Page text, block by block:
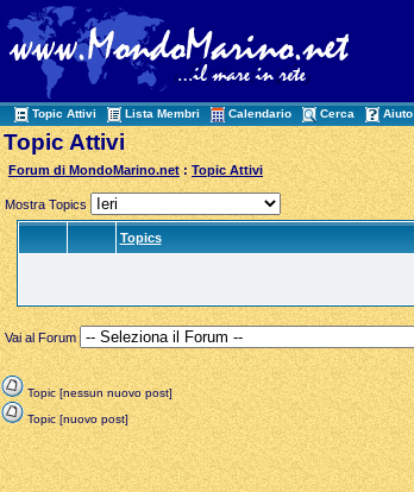
Topic Attivi Lista Membri Calendario Cerca Aiuto
Topic Attivi
Forum di MondoMarino.net :Topic Attivi
Mostra Topics
Topics
Vai al Forum
Topic [nessun nuovo post]
Topic [nuovo post]